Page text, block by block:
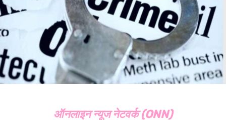
ऑनलाइन न्यूज नेटवर्क (ONN)